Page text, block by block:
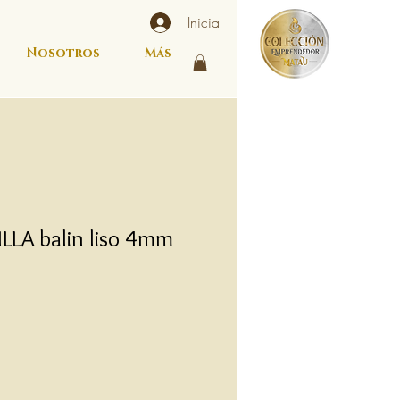
Nosotros Más
Inicia
balin liso 4mm